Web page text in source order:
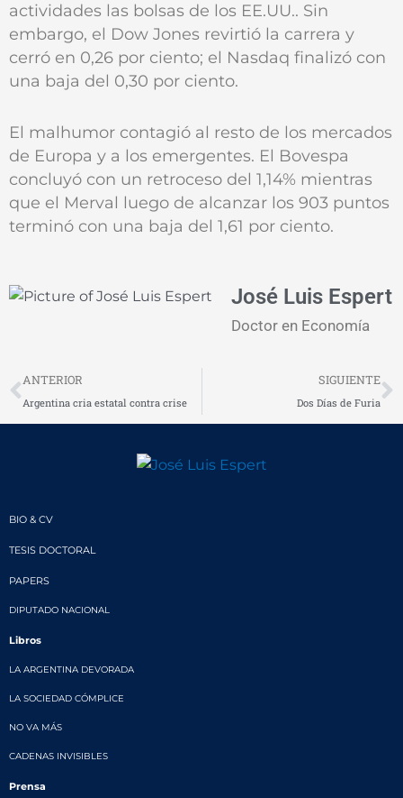
actividades las bolsas de los EE.UU.. Sin
embargo, el Dow Jones revirtió la carrera y
cerró en 0,26 por ciento; el Nasdaq finalizó con
una baja del 0,30 por ciento.
El malhumor contagió al resto de los mercados
de Europa y a los emergentes. El Bovespa
concluyó con un retroceso del 1,14% mientras
que el Merval luego de alcanzar los 903 puntos
terminó con una baja del 1,61 por ciento.
José Luis Espert
Doctor en Economía
Prev
ANTERIOR
Argentina cria estatal contra crise
SIGUIENTE
Dos Días de Furia
BIO & CV
TESIS DOCTORAL
PAPERS
DIPUTADO NACIONAL
Libros
LA ARGENTINA DEVORADA
LA SOCIEDAD CÓMPLICE
NO VA MÁS
CADENAS INVISIBLES
Prensa